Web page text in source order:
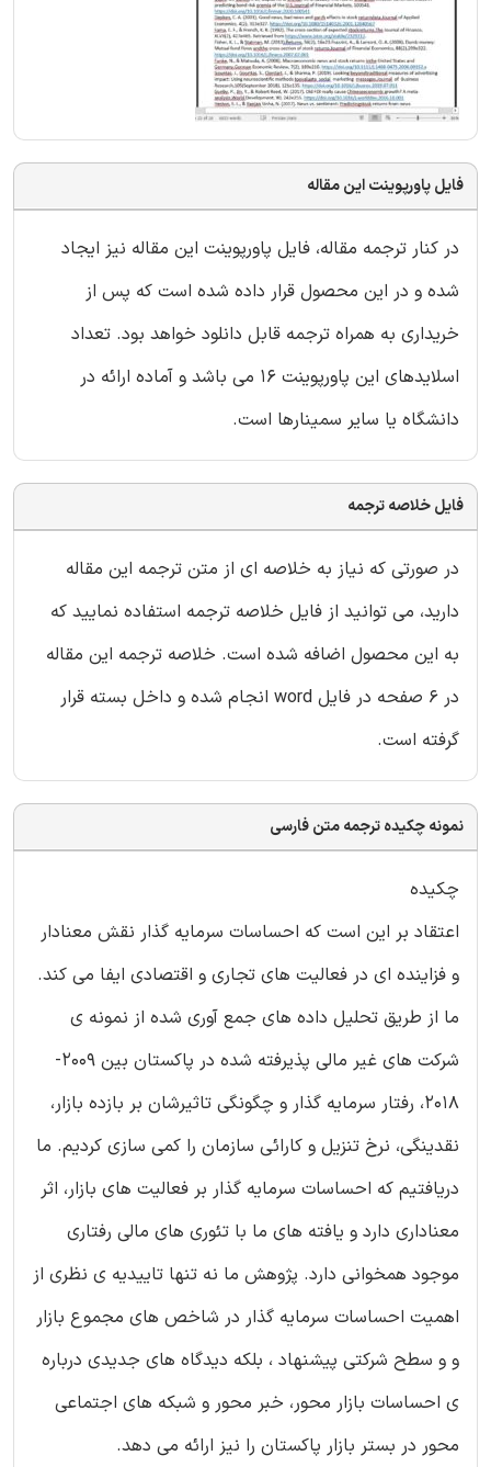
فایل پاورپوینت این مقاله
در کنار ترجمه مقاله، فایل پاورپوینت این مقاله نیز ایجاد
شده و در این محصول قرار داده شده است که پس از
خریداری به همراه ترجمه قابل دانلود خواهد بود. تعداد
اسلایدهای این پاورپوینت 16 می باشد و آماده ارائه در
دانشگاه یا سایر سمینارها است.
فایل خلاصه ترجمه
در صورتی که نیاز به خلاصه ای از متن ترجمه این مقاله
دارید، می توانید از فایل خلاصه ترجمه استفاده نمایید که
به این محصول اضافه شده است. خلاصه ترجمه این مقاله
در 6 صفحه در فایل word انجام شده و داخل بسته قرار
گرفته است.
نمونه چکیده ترجمه متن فارسی
چکیده
اعتقاد بر این است که احساسات سرمایه گذار نقش معنادار
و فزاینده ای در فعالیت های تجاری و اقتصادی ایفا می کند.
ما از طریق تحلیل داده های جمع آوری شده از نمونه ی
شرکت های غیر مالی پذیرفته شده در پاکستان بین 2009-
2018، رفتار سرمایه گذار و چگونگی تاثیرشان بر بازده بازار،
نقدینگی، نرخ تنزیل و کارائی سازمان را کمی سازی کردیم. ما
دریافتیم که احساسات سرمایه گذار بر فعالیت های بازار، اثر
معناداری دارد و یافته های ما با تئوری های مالی رفتاری
موجود همخوانی دارد. پژوهش ما نه تنها تاییدیه ی نظری از
اهمیت احساسات سرمایه گذار در شاخص های مجموع بازار
و و سطح شرکتی پیشنهاد ، بلکه دیدگاه های جدیدی درباره
ی احساسات بازار محور، خبر محور و شبکه های اجتماعی
محور در بستر بازار پاکستان را نیز ارائه می دهد.